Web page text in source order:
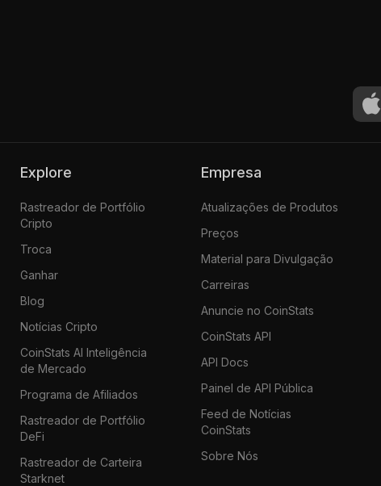
Explore
Rastreador de Portfólio
Cripto
Troca
Ganhar
Blog
Notícias Cripto
CoinStats AI Inteligência
de Mercado
Programa de Afiliados
Rastreador de Portfólio
DeFi
Rastreador de Carteira
Starknet
Empresa
Atualizações de Produtos
Preços
Material para Divulgação
Carreiras
Anuncie no CoinStats
CoinStats API
API Docs
Painel de API Pública
Feed de Notícias
CoinStats
Sobre Nós